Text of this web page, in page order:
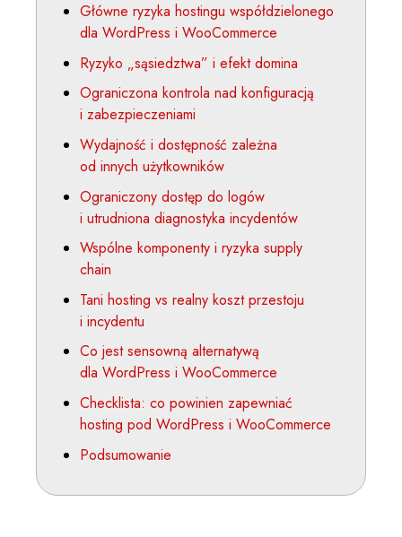
Główne ryzyka hostingu współdzielonego
dla WordPress i WooCommerce
Ryzyko „sąsiedztwa” i efekt domina
Ograniczona kontrola nad konfiguracją
i zabezpieczeniami
Wydajność i dostępność zależna
od innych użytkowników
Ograniczony dostęp do logów
i utrudniona diagnostyka incydentów
Wspólne komponenty i ryzyka supply
chain
Tani hosting vs realny koszt przestoju
i incydentu
Co jest sensowną alternatywą
dla WordPress i WooCommerce
Checklista: co powinien zapewniać
hosting pod WordPress i WooCommerce
Podsumowanie